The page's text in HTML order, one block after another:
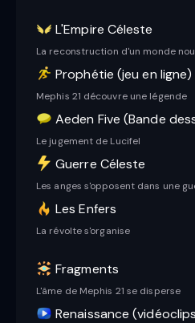
L'Empire Céleste
La reconstruction d'un monde
Prophétie (jeu en ligne)
Mephis 21 découvre une légende
Aeden Five (Bande
Le jugement de Lucifel
Guerre Céleste
Les anges s'opposent dans une
Les Enfers
La révolte s'organise
Fragments
L'âme de Mephis 21 se disperse
Renaissance